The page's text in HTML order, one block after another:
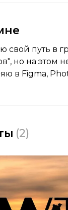
свой путь в
но на этом
в Figma,
(2)